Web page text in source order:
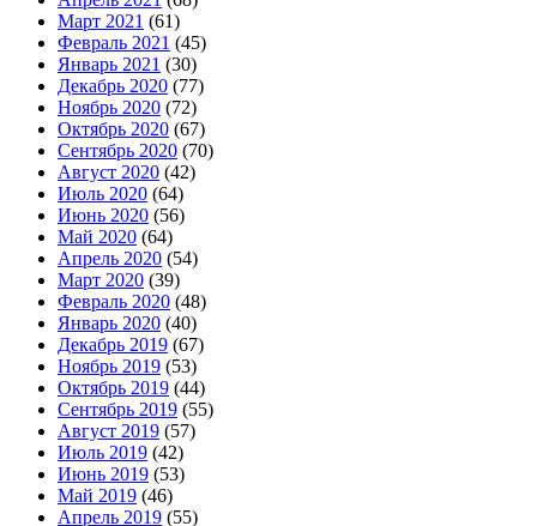
Март 2021 (61)
Февраль 2021 (45)
Январь 2021 (30)
Декабрь 2020 (77)
Ноябрь 2020 (72)
Октябрь 2020 (67)
Сентябрь 2020 (70)
Август 2020 (42)
Июль 2020 (64)
Июнь 2020 (56)
Май 2020 (64)
Апрель 2020 (54)
Март 2020 (39)
Февраль 2020 (48)
Январь 2020 (40)
Декабрь 2019 (67)
Ноябрь 2019 (53)
Октябрь 2019 (44)
Сентябрь 2019 (55)
Август 2019 (57)
Июль 2019 (42)
Июнь 2019 (53)
Май 2019 (46)
Апрель 2019 (55)